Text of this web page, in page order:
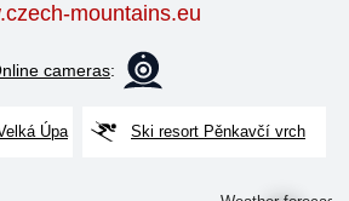
mountains.eu
cameras:
Úpa Ski resort Pěnkavčí vrch